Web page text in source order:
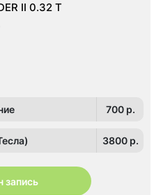
II 0.32 Т
700 p.
3800 p.
запись